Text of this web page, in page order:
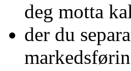
deg motta
der du